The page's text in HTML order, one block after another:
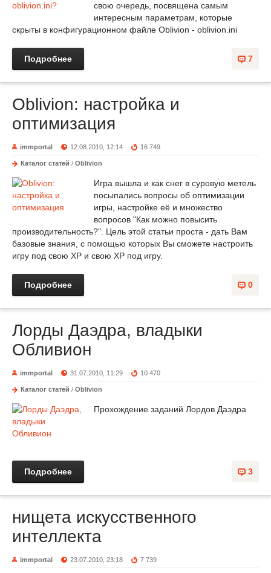
свою очередь, посвящена самым
интересным параметрам, которые
скрыты в конфигурационном файле Oblivion - oblivion.ini
7
Подробнее
Oblivion: настройка и
оптимизация
immportal 12.08.2010, 12:14 16 749
Каталог статей / Oblivion
Игра вышла и как снег в суровую метель
посыпались вопросы об оптимизации
игры, настройке её и множество
вопросов "Как можно повысить
производительность?". Цель этой статьи проста - дать Вам
базовые знания, с помощью которых Вы сможете настроить
игру под свою XP и свою XP под игру.
0
Подробнее
Лорды Даэдра, владыки
Обливион
immportal 31.07.2010, 11:29 10 470
Каталог статей / Oblivion
Прохождение заданий Лордов Даэдра
3
Подробнее
нищета искусственного
интеллекта
immportal 23.07.2010, 23:18 7 739